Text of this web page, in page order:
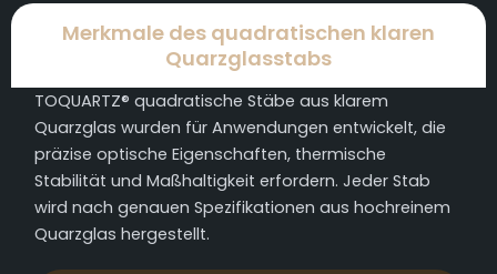
Merkmale des quadratischen klaren
Quarzglasstabs
TOQUARTZ® quadratische Stäbe aus klarem
Quarzglas wurden für Anwendungen entwickelt, die
präzise optische Eigenschaften, thermische
Stabilität und Maßhaltigkeit erfordern. Jeder Stab
wird nach genauen Spezifikationen aus hochreinem
Quarzglas hergestellt.